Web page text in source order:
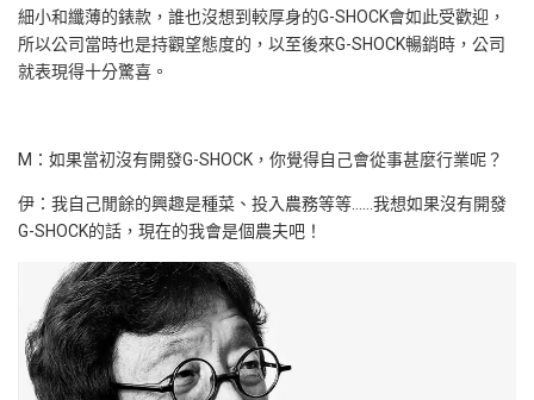
細小和纖薄的錶款，誰也沒想到較厚身的G-SHOCK會如此受歡迎，
所以公司當時也是持觀望態度的，以至後來G-SHOCK暢銷時，公司
就表現得十分驚喜。
M：如果當初沒有開發G-SHOCK，你覺得自己會從事甚麼行業呢？
伊：我自己閒餘的興趣是種菜、投入農務等等……我想如果沒有開發
G-SHOCK的話，現在的我會是個農夫吧！